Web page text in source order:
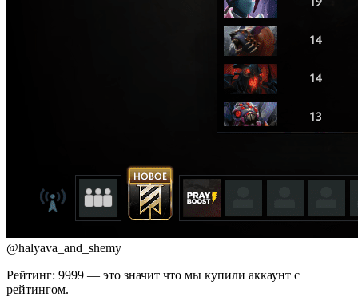
@halyava_and_shemy
Рейтинг: 9999 — это значит что мы купили аккаунт с
рейтингом.